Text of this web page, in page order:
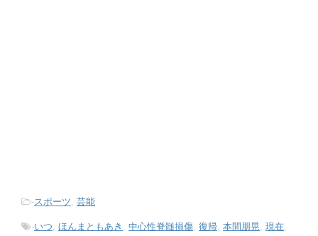
-スポーツ 芸能
-いつ ほんまともあき 中心性脊髄損傷 復帰 本間朋晃 現在